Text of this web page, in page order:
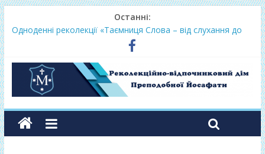
Останні:
Одноденні реколекції «Таємниця Слова – від слухання до
Lectio Divina – єв.Матея 2026
Нове життя в Христі – осінь 2026
Фундамент у вересні 2026